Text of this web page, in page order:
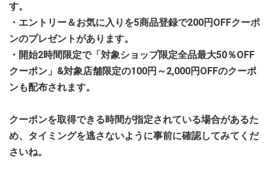
す。
・エントリー＆お気に入りを5商品登録で200円OFFクーポ
ンのプレゼントがあります。
・開始2時間限定で「対象ショップ限定全品最大50％OFF
クーポン」&対象店舗限定の100円～2,000円OFFのクーポ
ンも配布されます。
クーポンを取得できる時間が指定されている場合があるた
め、タイミングを逃さないように事前に確認してみてくだ
さいね。